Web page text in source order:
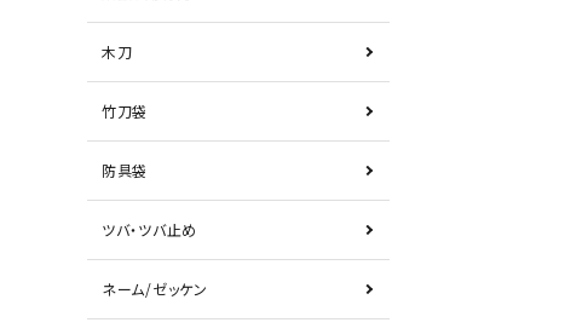
木刀
竹刀袋
防具袋
ツバ・ツバ止め
ネーム/ゼッケン